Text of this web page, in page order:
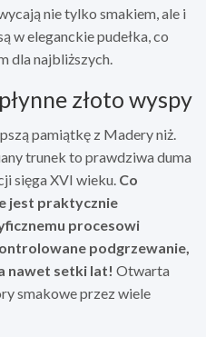
nie tylko smakiem, ale i
w eleganckie pudełka, co
dla najbliższych.
złoto wyspy
pamiątkę z Madery niż.
trunek to prawdziwa duma
sięga XVI wieku. Co
jest praktycznie
procesowi
podgrzewanie,
nawet setki lat! Otwarta
smakowe przez wiele